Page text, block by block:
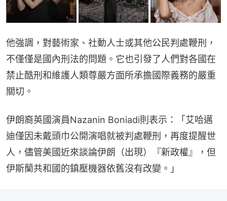
他強調，對藝術家、社動人士或其他公民判處鞭刑，
不僅僅是國內刑法的問題。它也引發了人們對各國在
禁止酷刑和維護人類尊嚴方面所承擔國際義務的嚴重
關切。
伊朗裔英國演員Nazanin Boniadi則表示：「艾哈邁
迪僅因未戴頭巾公開演唱就被判處鞭刑，再度提醒世
人，儘管美國近來談論伊朗（出現）『新政權』，但
伊斯蘭共和國的鎮壓機器依舊沒有改變。」